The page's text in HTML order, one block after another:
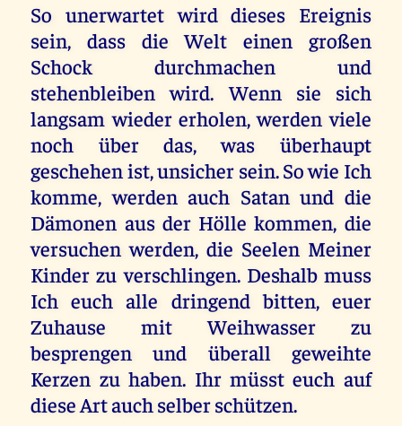
So unerwartet wird dieses Ereignis
sein, dass die Welt einen großen
Schock durchmachen und
stehenbleiben wird. Wenn sie sich
langsam wieder erholen, werden viele
noch über das, was überhaupt
geschehen ist, unsicher sein. So wie Ich
komme, werden auch Satan und die
Dämonen aus der Hölle kommen, die
versuchen werden, die Seelen Meiner
Kinder zu verschlingen. Deshalb muss
Ich euch alle dringend bitten, euer
Zuhause mit Weihwasser zu
besprengen und überall geweihte
Kerzen zu haben. Ihr müsst euch auf
diese Art auch selber schützen.